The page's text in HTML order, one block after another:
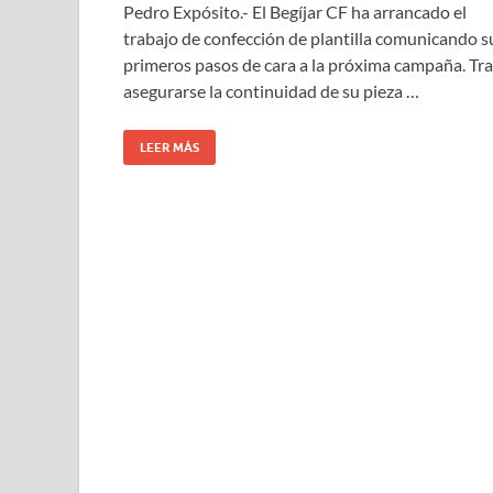
Pedro Expósito.- El Begíjar CF ha arrancado el
trabajo de confección de plantilla comunicando
primeros pasos de cara a la próxima campaña.
asegurarse la continuidad de su pieza …
LEER MÁS